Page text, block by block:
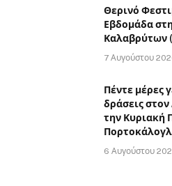
Θερινό
Εβδομάδα
Καλαβρύτων
7 Αυγούστου
Πέντε μέρες
δράσεις
την Κυριακή
6 Αυγούστου